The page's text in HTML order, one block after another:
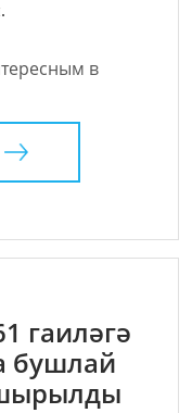
в
гаиләгә
бушлай